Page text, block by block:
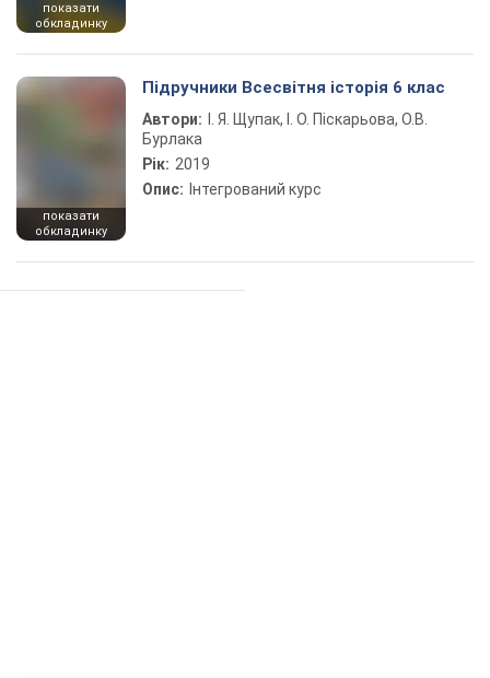
показати
обкладинку
показати
обкладинку
Підручники Всесвітня історія 6 клас
Автори:
І. Я. Щупак, І. О. Піскарьова, О.В.
Бурлака
Рік: 2019
Опис: Інтегрований курс